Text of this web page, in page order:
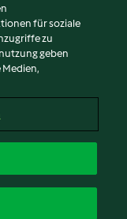
für soziale
zu
geben